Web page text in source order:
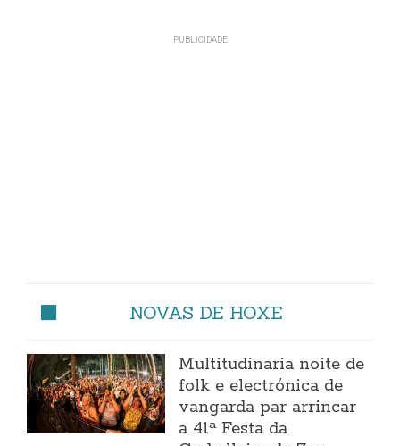
NOVAS DE HOXE
Multitudinaria noite de
folk e electrónica de
vangarda par arrincar
a 41ª Festa da